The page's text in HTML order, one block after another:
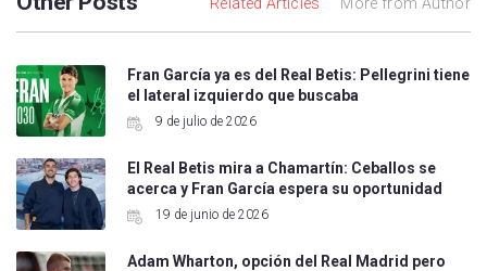
Related Articles More from Author
Fran García ya es del Real Betis: Pellegrini tiene
el lateral izquierdo que buscaba
9 de julio de 2026
El Real Betis mira a Chamartín: Ceballos se
acerca y Fran García espera su oportunidad
19 de junio de 2026
Adam Wharton, opción del Real Madrid pero